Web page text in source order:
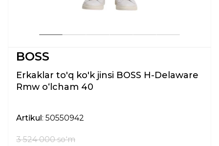
BOSS
Erkaklar to'q ko'k jinsi BOSS H-Delaware
Rmw oʻlcham 40
Artikul: 50550942
3 524 000 soʻm